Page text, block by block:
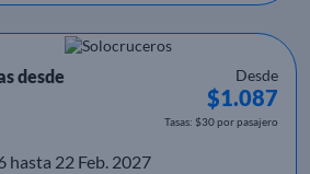
desde
Desde
$1.087
Tasas: $30 por pasajero
hasta 22 Feb. 2027